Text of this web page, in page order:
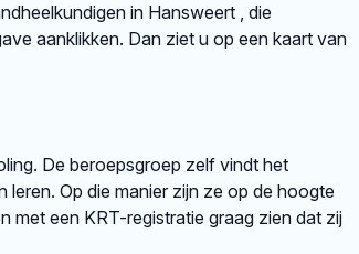
in Hansweert , die
aanklikken. Dan ziet u op een kaart van
De beroepsgroep zelf vindt het
leren. Op die manier zijn ze op de hoogte
met een KRT-registratie graag zien dat zij